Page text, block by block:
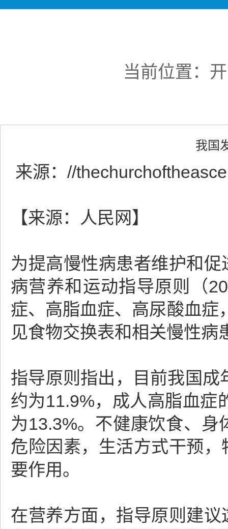
当前位置：
我国
来源： //
【来源：人民网】
为提高慢性病患者维护和
病营养和运动指导原则（
症、高脂血症、高尿酸血症
见食物交换表和相关慢性病
指导原则指出，目前我国
约为11.9%，成人高脂血症
为13.3%。不健康饮食、
危险因素，生活方式干预
要作用。
在营养方面，指导原则建